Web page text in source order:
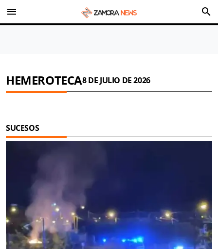
menu search
HEMEROTECA8 DE JULIO DE 2026
SUCESOS